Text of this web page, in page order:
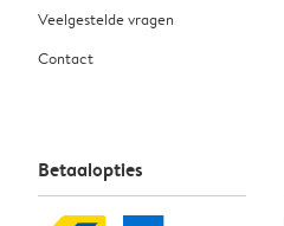
Veelgestelde vragen
Contact
Betaalopties